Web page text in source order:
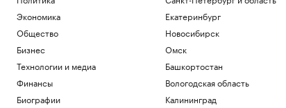
Экономика
Общество
Бизнес
Технологии и медиа
Финансы
Биографии
Екатеринбург
Новосибирск
Омск
Башкортостан
Вологодская область
Калининград